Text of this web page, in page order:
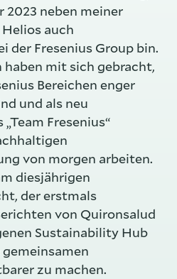
2023 neben meiner
auch
der Fresenius Group bin.
mit sich gebracht,
Bereichen enger
und als neu
Fresenius“
von morgen arbeiten.
diesjährigen
der erstmals
von Quironsalud
Sustainability Hub
zu machen.